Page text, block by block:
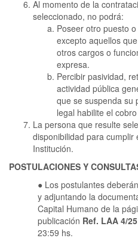
Al momento de la
seleccionado, no podrá:
Poseer otro puesto
excepto aquellos
otros cargos o
expresa.
Percibir pasividad,
actividad pública
que se suspenda su
legal habilite el
La persona que resulte
disponibilidad para
Institución.
POSTULACIONES Y
● Los postulantes
y adjuntando la
Capital Humano de la
publicación Ref. LAA 4/25
23:59 hs.